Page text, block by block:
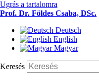
Ugrás a tartalomra
Prof. Dr. Földes Csaba, DSc.
Deutsch
English
Magyar
Keresés